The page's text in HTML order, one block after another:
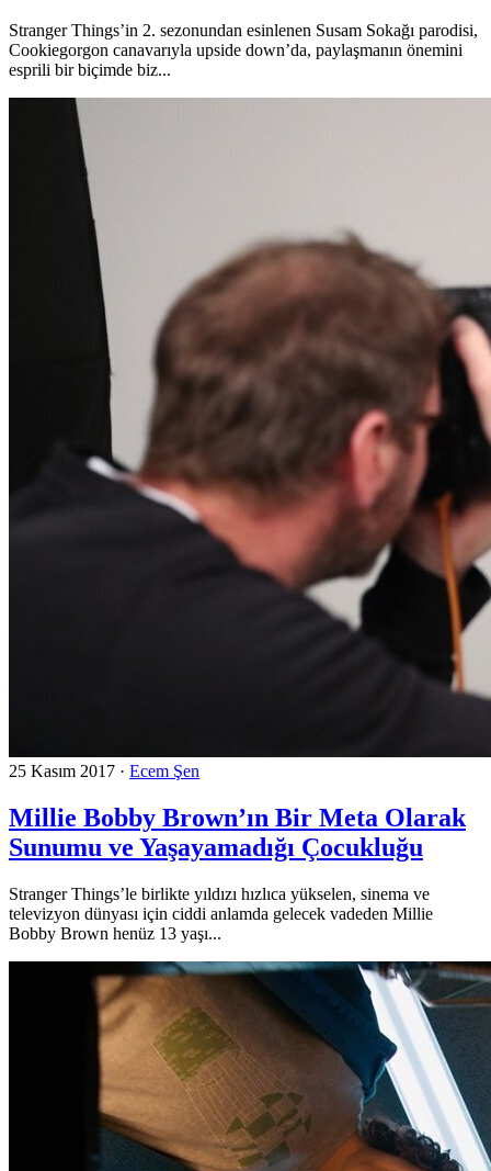
Stranger Things’in 2. sezonundan esinlenen Susam Sokağı parodisi,
Cookiegorgon canavarıyla upside down’da, paylaşmanın önemini
esprili bir biçimde biz...
25 Kasım 2017 · Ecem Şen
Millie Bobby Brown’ın Bir Meta Olarak
Sunumu ve Yaşayamadığı Çocukluğu
Stranger Things’le birlikte yıldızı hızlıca yükselen, sinema ve
televizyon dünyası için ciddi anlamda gelecek vadeden Millie
Bobby Brown henüz 13 yaşı...